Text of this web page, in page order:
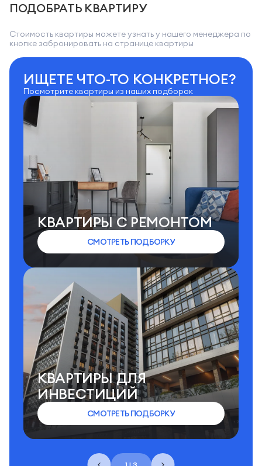
ПОДОБРАТЬ КВАРТИРУ
Стоимость квартиры можете узнать у нашего менеджера по
кнопке забронировать на странице квартиры
ИЩЕТЕ ЧТО-ТО КОНКРЕТНОЕ?
Посмотрите квартиры из наших подборок
КВАРТИРЫ C РЕМОНТОМ
СМОТРЕТЬ ПОДБОРКУ
КВАРТИРЫ ДЛЯ
ИНВЕСТИЦИЙ
СМОТРЕТЬ ПОДБОРКУ